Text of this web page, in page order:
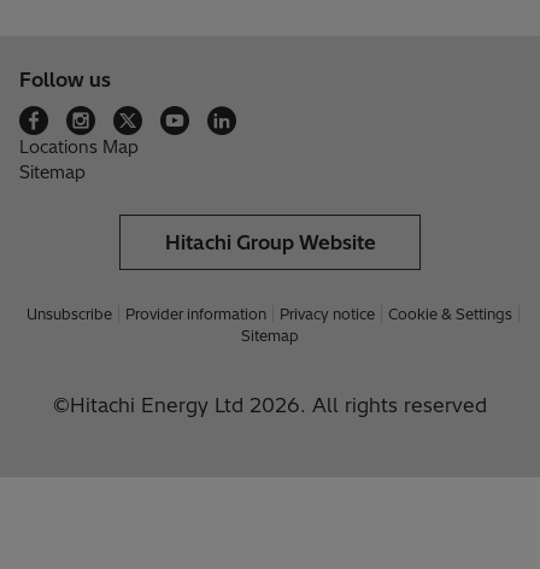
Follow us
Locations Map
Sitemap
Hitachi Group Website
Unsubscribe Provider information Privacy notice
Cookie & Settings
Sitemap
©Hitachi Energy Ltd 2026. All rights reserved